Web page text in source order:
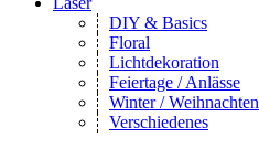
DIY & Basics
Floral
Lichtdekoration
Feiertage / Anlässe
Winter / Weihnachten
Verschiedenes